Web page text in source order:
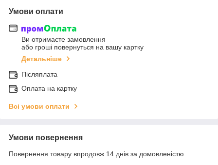
Умови оплати
Ви отримаєте замовлення
або гроші повернуться на вашу картку
Детальніше
Післяплата
Оплата на картку
Всі умови оплати
Умови повернення
Повернення товару впродовж 14 днів за домовленістю